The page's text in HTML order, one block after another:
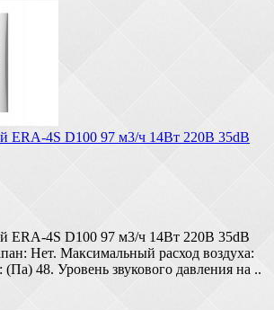
ERA-4S D100 97 м3/ч 14Вт 220В 35dB
ERA-4S D100 97 м3/ч 14Вт 220В 35dB
Нет. Максимальный расход воздуха:
48. Уровень звукового давления на ..